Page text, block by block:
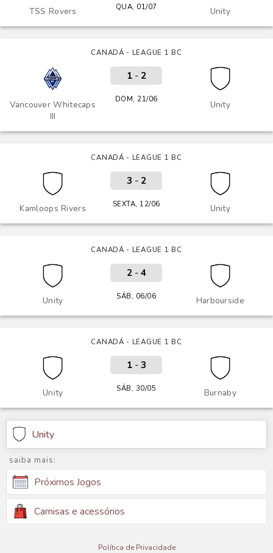
TSS Rovers Unity
QUA, 01/07
CANADÁ - LEAGUE 1 BC
Vancouver Whitecaps
III
Unity
1- 2
DOM, 21/06
CANADÁ - LEAGUE 1 BC
Kamloops Rivers Unity
3 - 2
SEXTA, 12/06
CANADÁ - LEAGUE 1 BC
Unity Harbourside
2- 4
SÁB, 06/06
CANADÁ - LEAGUE 1 BC
Unity Burnaby
1- 3
SÁB, 30/05
Unity
saiba mais:
Próximos Jogos
Camisas e acessórios
Política de Privacidade